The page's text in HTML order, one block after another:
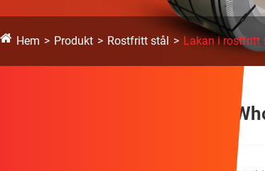
Hem Produkt Rostfritt stål Lakan i rostfritt
Stainless Steel Sheet Direct